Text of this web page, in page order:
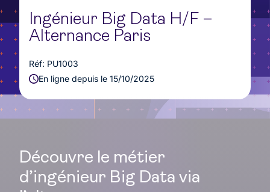
Ingénieur Big Data H/F –
Alternance Paris
Réf: PU1003
En ligne depuis le 15/10/2025
Découvre le métier
d’ingénieur Big Data via